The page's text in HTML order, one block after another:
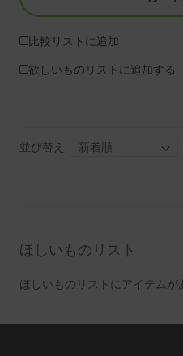
比較リストに追加
欲しいものリストに追加する
並び替え
ほしいものリスト
ほしいものリストにアイテムが